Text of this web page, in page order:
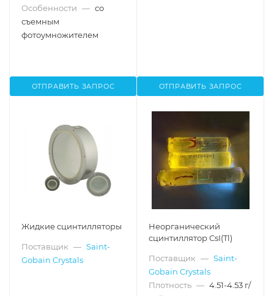
Особенности — со
съемным
фотоумножителем
ОТПРАВИТЬ ЗАПРОС ОТПРАВИТЬ ЗАПРОС
Жидкие сцинтилляторы
Поставщик — Saint-
Gobain Crystals
Неорганический
сцинтиллятор CsI(Tl)
Поставщик — Saint-
Gobain Crystals
Плотность — 4.51-4.53 г/